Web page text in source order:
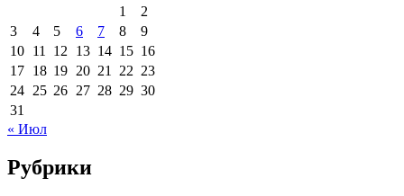
1
2
3
4 5 6 7 8
9
10 11 12 13 14 15 16
17 18 19 20 21 22 23
24 25 26 27 28 29 30
31
« Июл
Рубрики